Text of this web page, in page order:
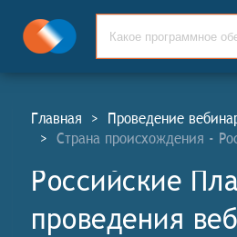
Главная > Проведение
> Страна происхождения -
Российские
проведения